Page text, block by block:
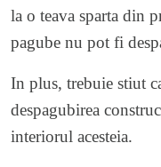
la o teava sparta din
pagube nu pot fi
In plus, trebuie stiut
despagubirea
interiorul acesteia.